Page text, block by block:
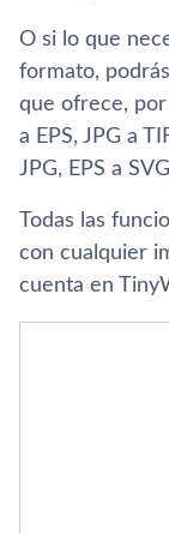
O si lo que
formato,
que ofrece, por
a EPS, JPG a
JPG, EPS a
Todas las
con cualquier
cuenta en